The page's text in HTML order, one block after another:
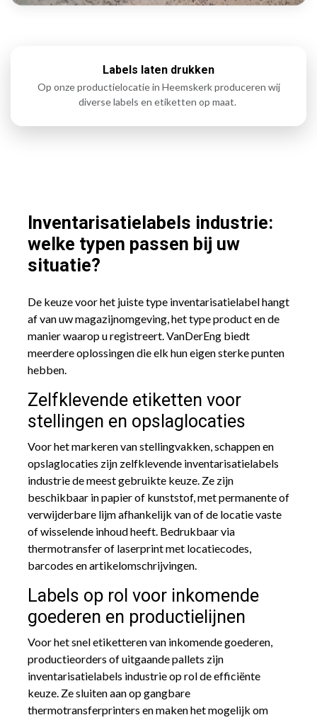
Labels laten drukken
Op onze productielocatie in Heemskerk produceren wij
diverse labels en etiketten op maat.
Inventarisatielabels industrie:
welke typen passen bij uw
situatie?
De keuze voor het juiste type inventarisatielabel hangt
af van uw magazijnomgeving, het type product en de
manier waarop u registreert. VanDerEng biedt
meerdere oplossingen die elk hun eigen sterke punten
hebben.
Zelfklevende etiketten voor
stellingen en opslaglocaties
Voor het markeren van stellingvakken, schappen en
opslaglocaties zijn zelfklevende inventarisatielabels
industrie de meest gebruikte keuze. Ze zijn
beschikbaar in papier of kunststof, met permanente of
verwijderbare lijm afhankelijk van of de locatie vaste
of wisselende inhoud heeft. Bedrukbaar via
thermotransfer of laserprint met locatiecodes,
barcodes en artikelomschrijvingen.
Labels op rol voor inkomende
goederen en productielijnen
Voor het snel etiketteren van inkomende goederen,
productieorders of uitgaande pallets zijn
inventarisatielabels industrie op rol de efficiënte
keuze. Ze sluiten aan op gangbare
thermotransferprinters en maken het mogelijk om